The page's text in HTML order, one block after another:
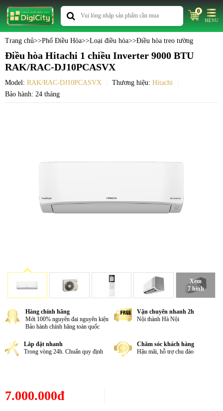
0
MENU
Trang chủ>>Phố Điều Hòa>>Loại điều hòa>>Điều hòa treo tường
Điều hòa Hitachi 1 chiều Inverter 9000 BTU
RAK/RAC-DJ10PCASVX
Model: RAK/RAC-DJ10PCASVX Thương hiệu: Hitachi
Bảo hành: 24 tháng
Xem
7 hình
Hàng chính hãng
Mới 100% nguyên đai nguyên kiện
Bảo hành chính hãng toàn quốc
Vận chuyển nhanh 2h
Nội thành Hà Nội
Lắp đặt nhanh
Trong vòng 24h. Chuẩn quy định
Chăm sóc khách hàng
Hậu mãi, hỗ trợ chu đáo
7.000.000đ